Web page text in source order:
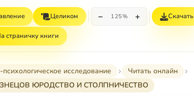
Целиком − 125% + Скачать
страничку книги
исследование
Читать онлайн
ЮРОДСТВО И СТОЛПНИЧЕСТВО